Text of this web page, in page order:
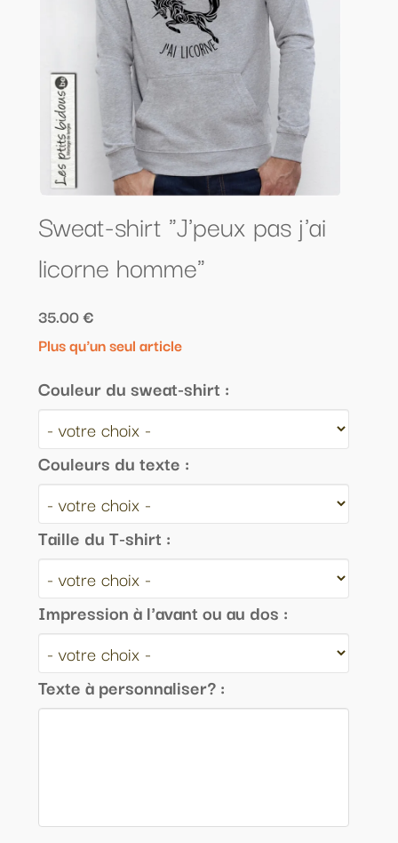
Sweat-shirt "J'peux pas j'ai
licorne homme"
35.00 €
Plus qu'un seul article
Couleur du sweat-shirt :
Couleurs du texte :
Taille du T-shirt :
Impression à l'avant ou au dos :
Texte à personnaliser? :